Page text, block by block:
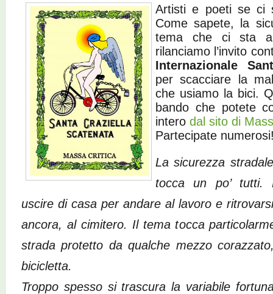
Artisti e poeti se ci
Come sapete, la
tema che ci sta a
rilanciamo l’invito
Internazionale
per scacciare la
che usiamo la bici.
bando che potete
interodal sito di
Partecipate
La sicurezza
tocca un po’ tutti.
uscire di casa per andare al lavoro e
ancora, al cimitero. Il tema tocca
strada protetto da qualche mezzo
bicicletta.
Troppo spesso si trascura la variabile